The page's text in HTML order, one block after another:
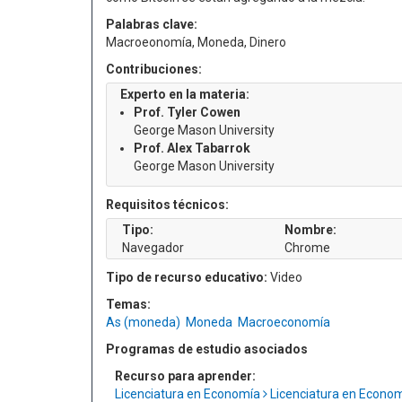
Palabras clave:
Macroeonomía, Moneda, Dinero
Contribuciones:
Experto en la materia:
Prof. Tyler Cowen
George Mason University
Prof. Alex Tabarrok
George Mason University
Requisitos técnicos:
Tipo:
Navegador
Nombre:
Chrome
Tipo de recurso educativo: Video
Temas:
As (moneda) Moneda Macroeconomía
Programas de estudio asociados
Recurso para aprender:
Licenciatura en Economía
Licenciatura en